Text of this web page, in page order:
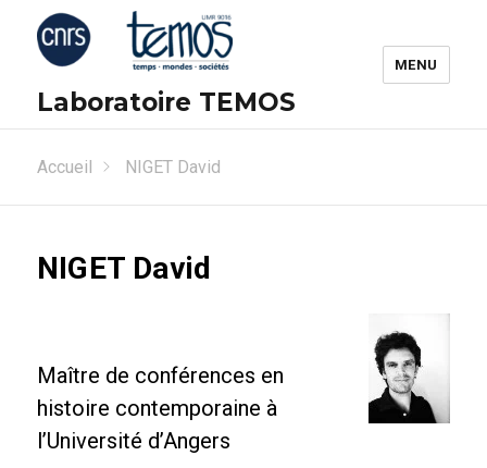
Laboratoire TEMOS
MENU
Accueil NIGET David
NIGET David
Maître de conférences en
histoire contemporaine à
l’Université d’Angers